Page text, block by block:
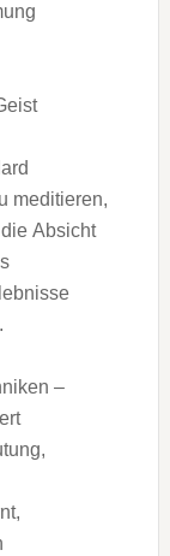
meditieren,
Absicht
–